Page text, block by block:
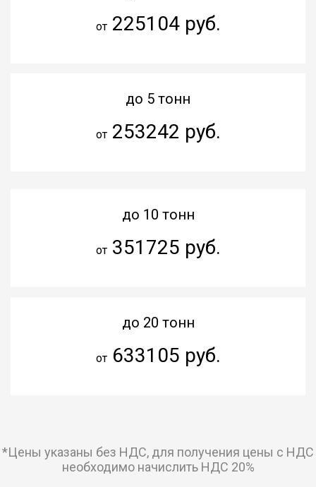
от225104 руб.
до 5 тонн
от253242 руб.
до 10 тонн
от351725 руб.
до 20 тонн
от633105 руб.
*Цены указаны без НДС, для получения цены с НДС
необходимо начислить НДС 20%